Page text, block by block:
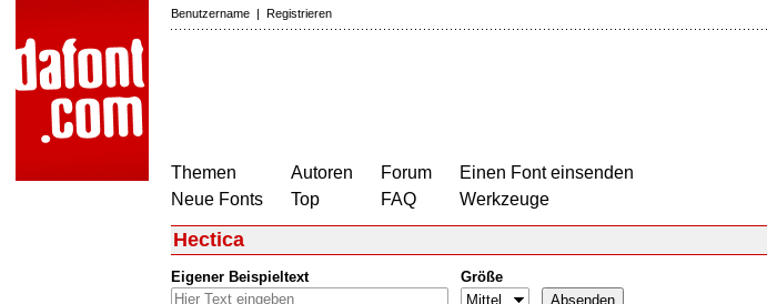
Benutzername | Registrieren
Themen
Neue Fonts
Autoren
Top
Forum
FAQ
Einen Font einsenden
Werkzeuge
Hectica
Eigener Beispieltext Größe